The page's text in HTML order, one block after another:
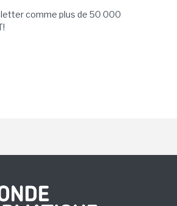
comme plus de 50 000